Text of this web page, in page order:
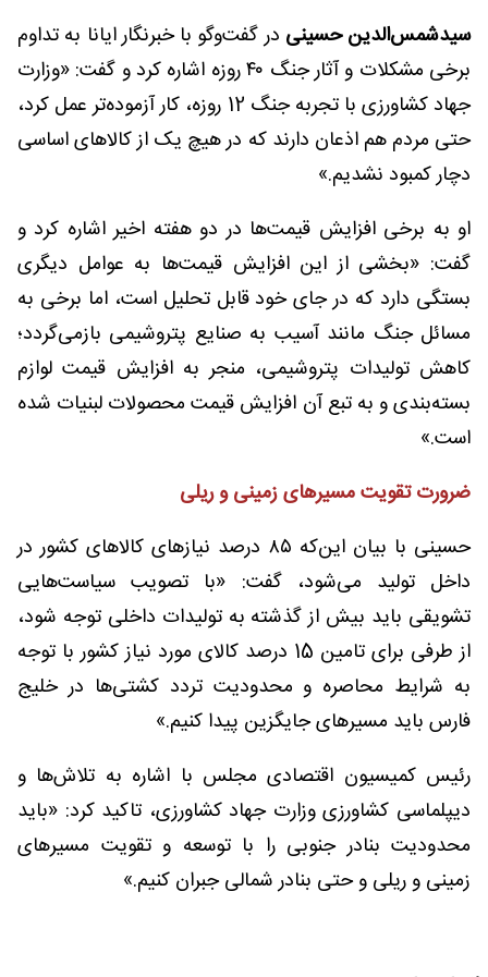
سیدشمس‌الدین حسینی در گفت‌وگو با خبرنگار ایانا به تداوم
برخی مشکلات و آثار جنگ ۴۰ روزه اشاره کرد و گفت: «وزارت
جهاد کشاورزی با تجربه جنگ 12 روزه، کار آزموده‌تر عمل کرد،
حتی مردم هم اذعان دارند که در هیچ یک از کالاهای اساسی
دچار کمبود نشدیم.» ‌
او به برخی افزایش قیمت‌ها در دو هفته اخیر اشاره کرد و
گفت: «بخشی از این افزایش قیمت‌ها به عوامل دیگری
بستگی دارد که در جای خود قابل تحلیل است، اما برخی به
مسائل جنگ مانند آسیب به صنایع پتروشیمی‌ بازمی‌گردد؛
کاهش تولیدات پتروشیمی، منجر به افزایش قیمت لوازم
بسته‌بندی و به تبع آن افزایش قیمت محصولات لبنیات شده
است.» ‌
ضرورت تقویت مسیرهای زمینی و ریلی
حسینی با بیان این‌که ۸۵ درصد نیازهای کالاهای کشور در
داخل تولید می‌شود، گفت: «با تصویب سیاست‌هایی
تشویقی باید بیش از گذشته به تولیدات داخلی توجه شود،
از طرفی برای تامین 15 درصد کالای مورد نیاز کشور با توجه
به شرایط محاصره و محدودیت تردد کشتی‌ها در خلیج
فارس باید مسیرهای جایگزین پیدا کنیم.» ‌
رئیس کمیسیون اقتصادی مجلس با اشاره به تلاش‌ها و
دیپلماسی کشاورزی وزارت جهاد کشاورزی، تاکید کرد: «باید
محدودیت بنادر جنوبی را با توسعه و تقویت مسیرهای
زمینی و ریلی و حتی بنادر شمالی جبران کنیم.»